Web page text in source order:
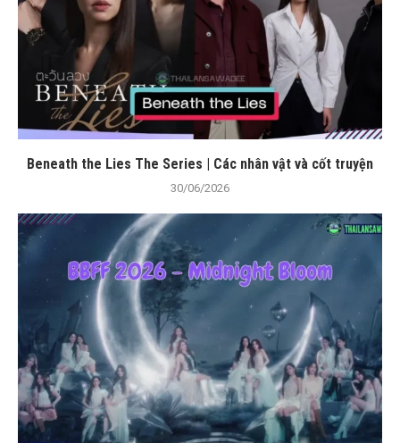
Beneath the Lies The Series | Các nhân vật và cốt truyện
30/06/2026